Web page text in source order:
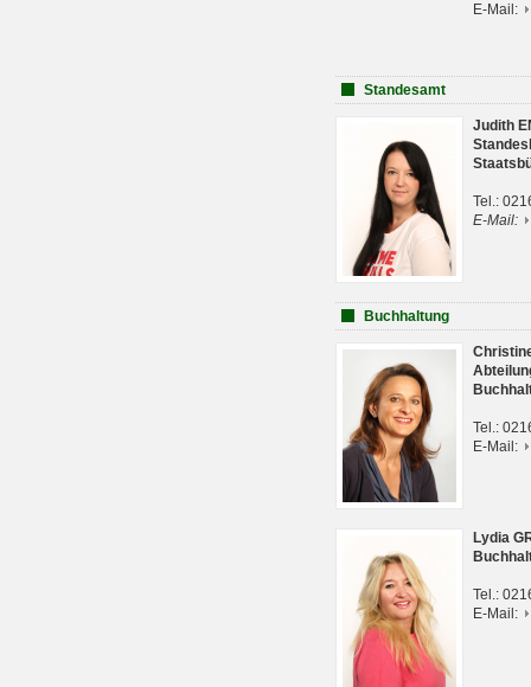
E-Mail:
Standesamt
Judith
Tel.:
E-Mail:
Buchhaltung
Tel.:
E-Mail:
Lydia
Tel.:
E-Mail: